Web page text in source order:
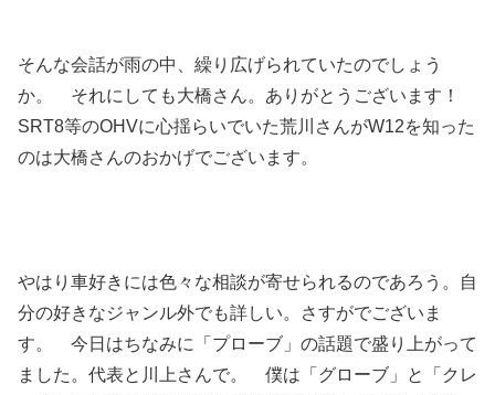
そんな会話が雨の中、繰り広げられていたのでしょう
か。 それにしても大橋さん。ありがとうございます！
SRT8等のOHVに心揺らいでいた荒川さんがW12を知った
のは大橋さんのおかげでございます。
やはり車好きには色々な相談が寄せられるのであろう。自
分の好きなジャンル外でも詳しい。さすがでございま
す。 今日はちなみに「プローブ」の話題で盛り上がって
ました。代表と川上さんで。 僕は「グローブ」と「クレ